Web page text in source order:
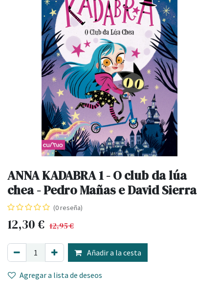
ANNA KADABRA 1 - O club da lúa
chea - Pedro Mañas e David Sierra
(0 reseña)
12,30€ 12,95€
Añadir a la cesta
Agregar a lista de deseos